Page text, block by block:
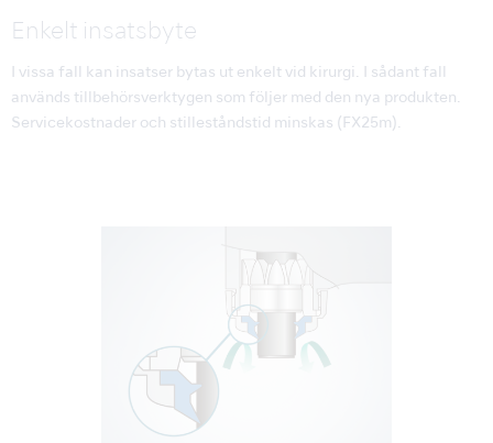
Enkelt insatsbyte
I vissa fall kan insatser bytas ut enkelt vid kirurgi. I sådant fall
används tillbehörsverktygen som följer med den nya produkten.
Servicekostnader och stilleståndstid minskas (FX25m).